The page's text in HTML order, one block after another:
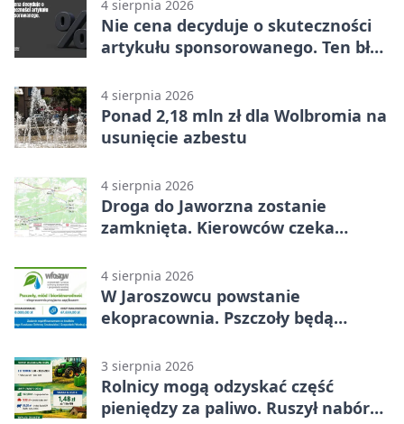
4 sierpnia 2026
Nie cena decyduje o skuteczności
artykułu sponsorowanego. Ten błąd
4 sierpnia 2026
Ponad 2,18 mln zł dla Wolbromia na
usunięcie azbestu
4 sierpnia 2026
Droga do Jaworzna zostanie
zamknięta. Kierowców czeka
4 sierpnia 2026
W Jaroszowcu powstanie
ekopracownia. Pszczoły będą
3 sierpnia 2026
Rolnicy mogą odzyskać część
pieniędzy za paliwo. Ruszył nabór